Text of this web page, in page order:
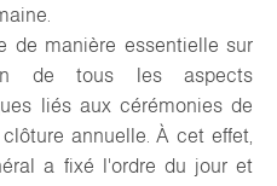
de manière essentielle sur
de tous les aspects
liés aux cérémonies de
annuelle. À cet effet,
a fixé l'ordre du jour et